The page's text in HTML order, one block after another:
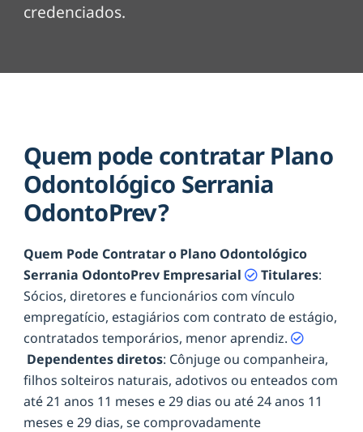
credenciados.
Quem pode contratar Plano
Odontológico Serrania
OdontoPrev?
Quem Pode Contratar o Plano Odontológico
Serrania OdontoPrev Empresarial
Titulares:
Sócios, diretores e funcionários com vínculo
empregatício, estagiários com contrato de estágio,
contratados temporários, menor aprendiz.
Dependentes diretos: Cônjuge ou companheira,
filhos solteiros naturais, adotivos ou enteados com
até 21 anos 11 meses e 29 dias ou até 24 anos 11
meses e 29 dias, se comprovadamente